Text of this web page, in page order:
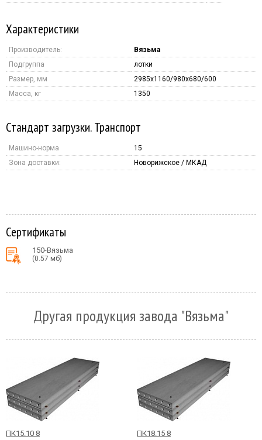
Характеристики
Производитель:
Вязьма
Подгруппа
лотки
Размер, мм
2985x1160/980x680/600
Масса, кг
1350
Стандарт загрузки. Транспорт
Машино-норма
15
Зона доставки:
Новорижское / МКАД
Сертификаты
150-Вязьма
(0.57 мб)
Другая продукция завода "Вязьма"
ПК15.10 8 ПК18.15 8